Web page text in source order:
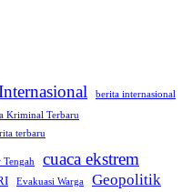
berita internasional
Kriminal Terbaru
terbaru
cuaca ekstrem
Evakuasi Warga Geopolitik